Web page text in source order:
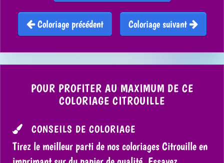
Coloriage précédent Coloriage suivant
POUR PROFITER AU MAXIMUM DE CE
COLORIAGE CITROUILLE
CONSEILS DE COLORIAGE
Tirez le meilleur parti de nos coloriages Citrouille en